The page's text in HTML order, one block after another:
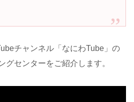
チャンネル「なにわTube」の
グセンターをご紹介します。